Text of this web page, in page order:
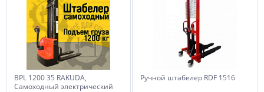
BPL 1200 35 RAKUDA,
Самоходный электрический
Ручной штабелер RDF 1516